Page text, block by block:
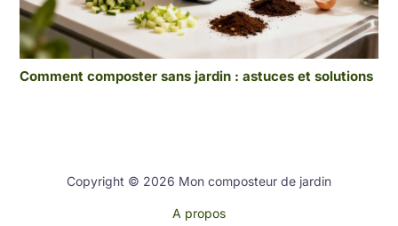
Comment composter sans jardin : astuces et solutions
Copyright © 2026 Mon composteur de jardin
A propos